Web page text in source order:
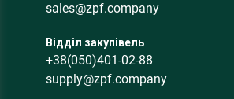
sales@zpf.company
Відділ закупівель
+38(050)401-02-88
supply@zpf.company